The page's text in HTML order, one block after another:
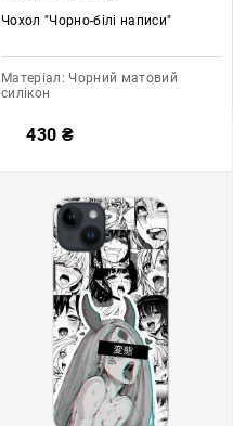
Чохол "Чорно-білі написи"
Матеріал: Чорний матовий
силікон
430 ₴